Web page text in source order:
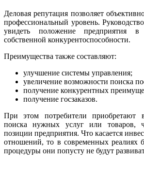
Деловая репутация позволяет
профессиональный уровень.
увидеть положение предприятия
собственной конкурентоспособности.
Преимущества также составляют:
улучшение системы управления;
увеличение возможности поиска
получение конкурентных
получение госзаказов.
При этом потребители приобретают
поиска нужных услуг или товаров,
позиции предприятия. Что касается
отношений, то в современных реалиях
процедуры они попусту не будут